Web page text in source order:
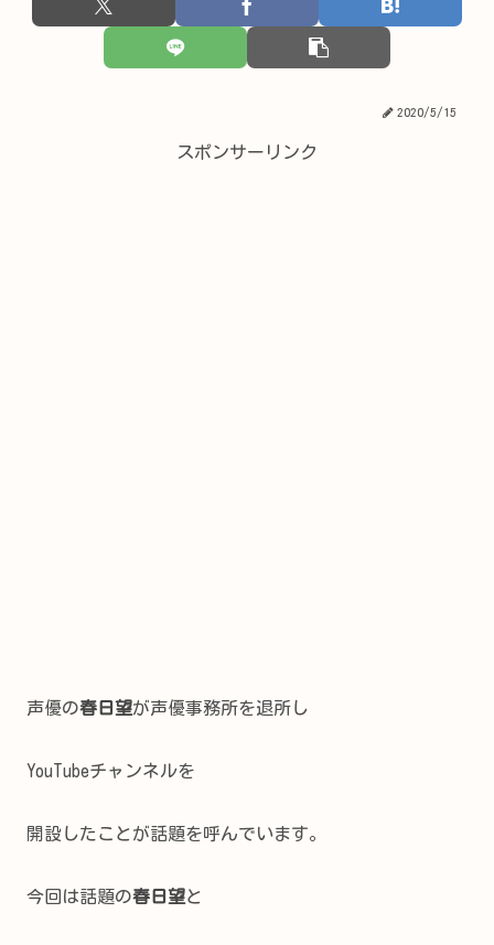
2020/5/15
スポンサーリンク
声優の春日望が声優事務所を退所し
YouTubeチャンネルを
開設したことが話題を呼んでいます。
今回は話題の春日望と